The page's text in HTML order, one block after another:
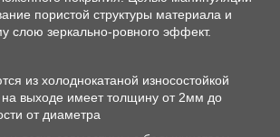
пористой структуры материала и
слою зеркально-ровного эффект.
из холоднокатаной износостойкой
на выходе имеет толщину от 2мм до
от диаметра